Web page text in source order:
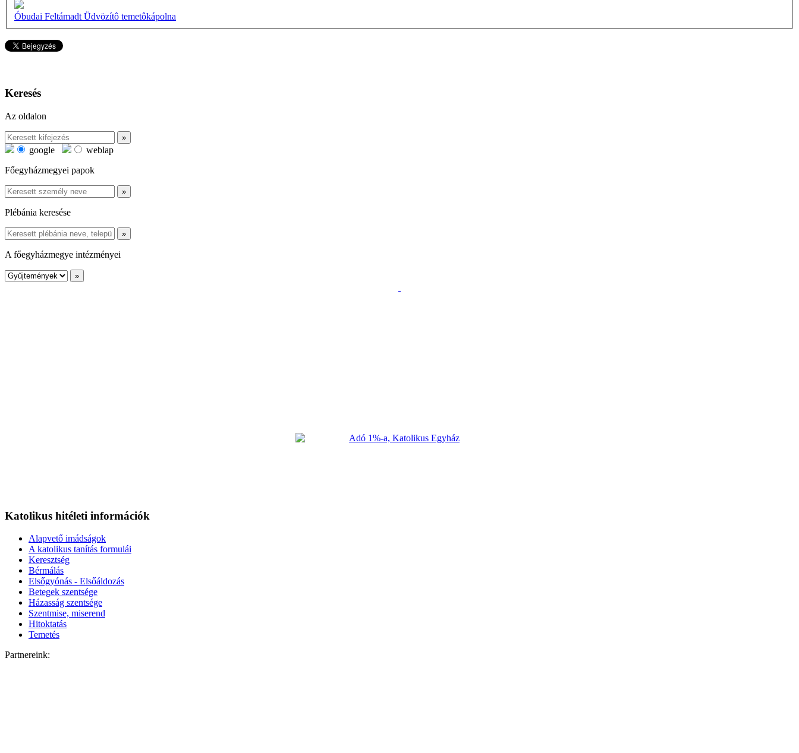
Óbudai Feltámadt Üdvözítô temetôkápolna
Keresés
Az oldalon
google
weblap
Főegyházmegyei papok
Plébánia keresése
A főegyházmegye intézményei
Katolikus hitéleti információk
Alapvető imádságok
A katolikus tanítás formulái
Keresztség
Bérmálás
Elsőgyónás - Elsőáldozás
Betegek szentsége
Házasság szentsége
Szentmise, miserend
Hitoktatás
Temetés
Partnereink: